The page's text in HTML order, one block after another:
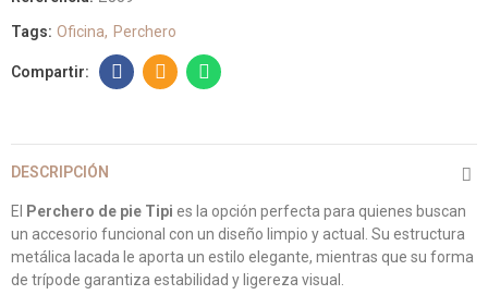
Tags: Oficina Perchero
DESCRIPCIÓN
El Perchero de pie Tipi es la opción perfecta para quienes buscan
un accesorio funcional con un diseño limpio y actual. Su estructura
metálica lacada le aporta un estilo elegante, mientras que su forma
de trípode garantiza estabilidad y ligereza visual.